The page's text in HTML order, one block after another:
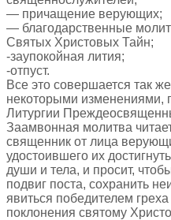
— причащение верующих;
— благодарственные
Святых Христовых Тайн;
-заупокойная лития;
-отпуст.
Все это совершается так
некоторыми изменениями,
Литургии
Заамвонная молитва
священник от лица
удостоившего их
души и тела, и просит,
подвиг поста, сохранить
явиться победителем
поклонения святому